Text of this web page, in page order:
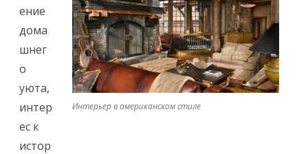
Интерьер в американском стиле
ение
дома
шнег
о
уюта,
интер
ес к
истор